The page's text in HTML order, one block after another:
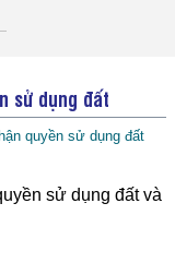
sử dụng đất
quyền sử dụng đất
sử dụng đất và